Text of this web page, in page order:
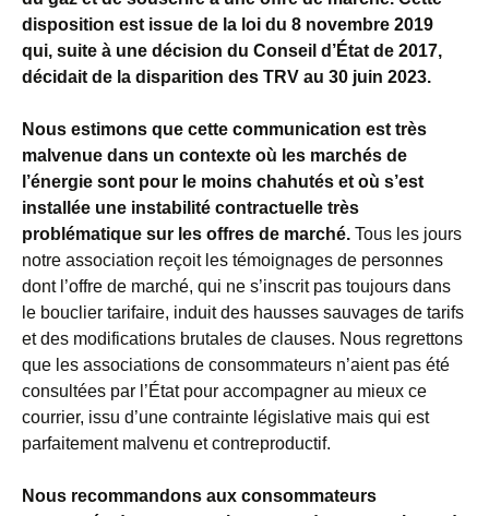
disposition est issue de la loi du 8 novembre 2019
qui, suite à une décision du Conseil d’État de 2017,
décidait de la disparition des TRV au 30 juin 2023.
Nous estimons que cette communication est très
malvenue dans un contexte où les marchés de
l’énergie sont pour le moins chahutés et où s’est
installée une instabilité contractuelle très
problématique sur les offres de marché. Tous les jours
notre association reçoit les témoignages de personnes
dont l’offre de marché, qui ne s’inscrit pas toujours dans
le bouclier tarifaire, induit des hausses sauvages de tarifs
et des modifications brutales de clauses. Nous regrettons
que les associations de consommateurs n’aient pas été
consultées par l’État pour accompagner au mieux ce
courrier, issu d’une contrainte législative mais qui est
parfaitement malvenu et contreproductif.
Nous recommandons aux consommateurs